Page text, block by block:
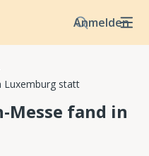
Anmelden
Luxemburg statt
Messe fand in